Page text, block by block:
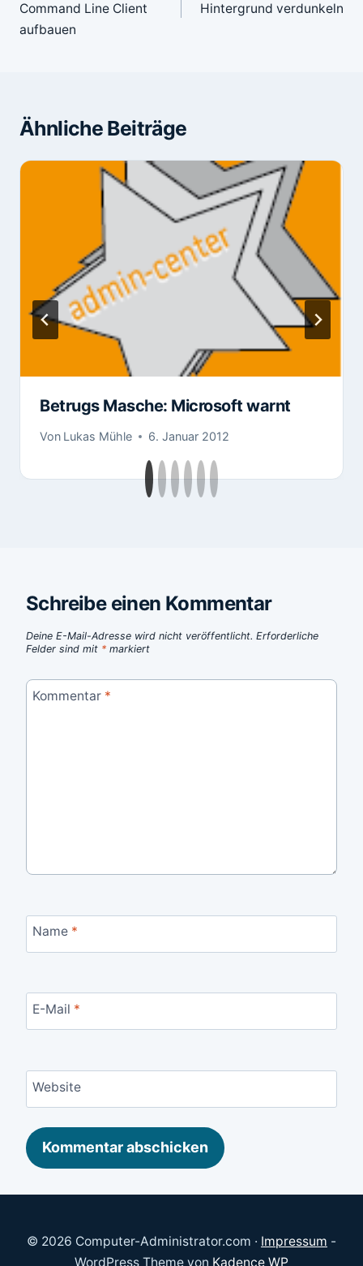
Command Line Client
aufbauen
Hintergrund verdunkeln
Ähnliche Beiträge
Betrugs Masche: Microsoft warnt
Von Lukas Mühle 6. Januar 2012
Schreibe einen Kommentar
Deine E-Mail-Adresse wird nicht veröffentlicht. Erforderliche
Felder sind mit * markiert
Kommentar *
Name *
E-Mail *
Website
© 2026 Computer-Administrator.com · Impressum -
WordPress Theme von Kadence WP